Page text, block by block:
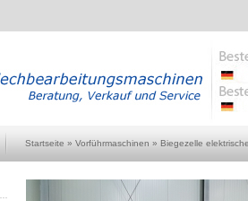
Startseite » Vorführmaschinen » Biegezelle